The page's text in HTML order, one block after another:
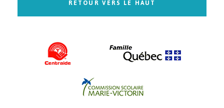
RETOUR VERS LE HAUT